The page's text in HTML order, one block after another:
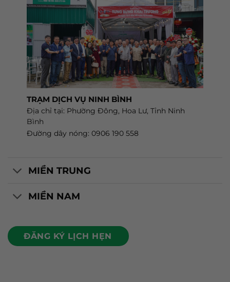
TRẠM DỊCH VỤ NINH BÌNH
Địa chỉ tại: Phường Đông, Hoa Lư, Tỉnh Ninh
Bình
Đường dây nóng: 0906 190 558
MIỀN TRUNG
MIỀN NAM
ĐĂNG KÝ LỊCH HẸN